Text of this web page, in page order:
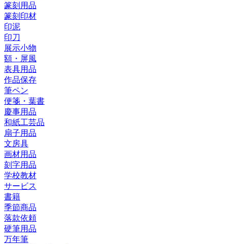
篆刻用品
篆刻印材
印泥
印刀
展示小物
額・屏風
表具用品
作品保存
筆ペン
便箋・葉書
慶事用品
和紙工芸品
扇子用品
文房具
画材用品
刻字用品
学校教材
サービス
書籍
季節商品
落款依頼
硬筆用品
万年筆